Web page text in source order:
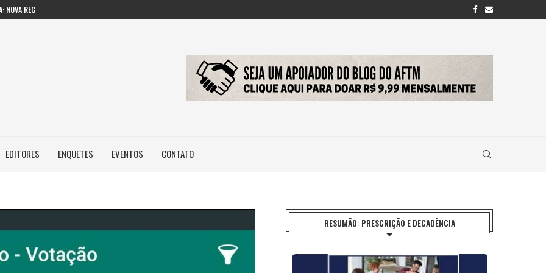
NOVA REGRA...
EDITORES ENQUETES EVENTOS CONTATO
RESUMÃO: PRESCRIÇÃO E DECADÊNCIA